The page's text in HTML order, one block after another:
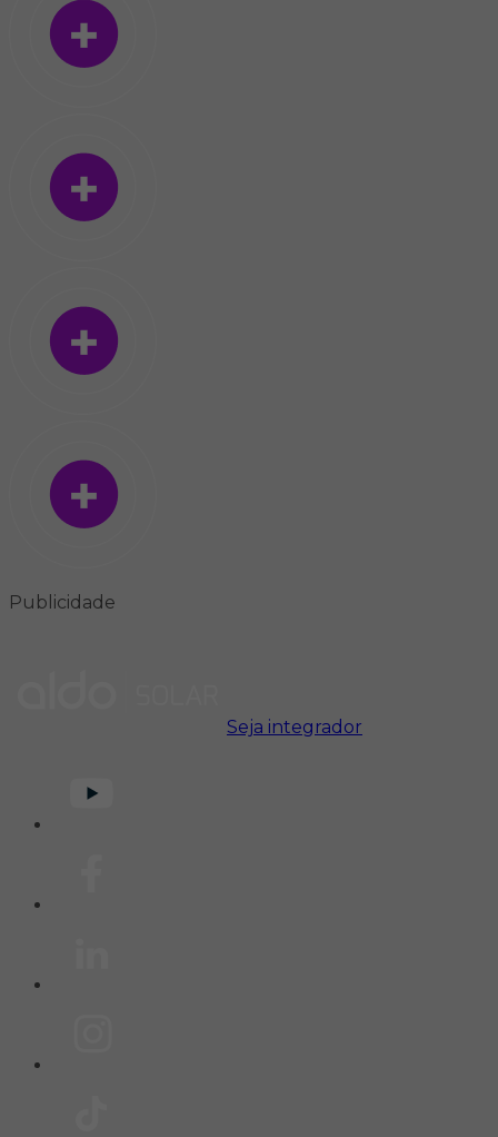
Publicidade
Seja integrador